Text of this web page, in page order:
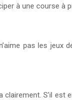
à une course à
pas les jeux
S’il